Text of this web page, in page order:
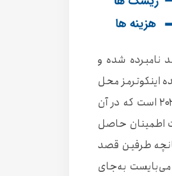
نامبرده شده و
اینکوترمز محل
تحویل و محل مقصد یکی هستند. قاعده DPU تنها قاعده اینکوترمز ۲۰۲۰ است که در آن
اطمینان حاصل
طرفین قصد
می‌بایست به‌جای